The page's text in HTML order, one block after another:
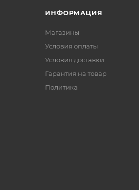
ИНФОРМАЦИЯ
Магазины
Условия оплаты
Условия доставки
Гарантия на товар
Политика